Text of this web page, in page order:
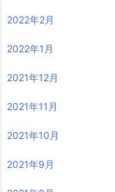
2022年2月
2022年1月
2021年12月
2021年11月
2021年10月
2021年9月